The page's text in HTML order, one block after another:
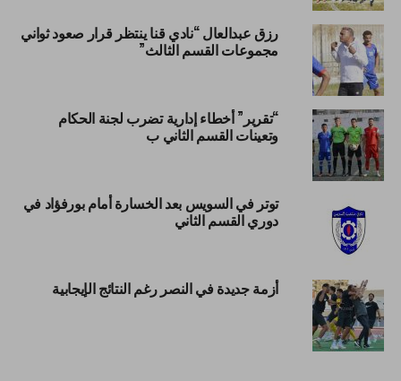
رزق عبدالعال “نادي قنا ينتظر قرار صعود ثواني
مجموعات القسم الثالث”
“تقرير” أخطاء إدارية تضرب لجنة الحكام
وتعينات القسم الثاني ب
توتر في السويس بعد الخسارة أمام بورفؤاد في
دوري القسم الثاني
أزمة جديدة في النصر رغم النتائج الإيجابية